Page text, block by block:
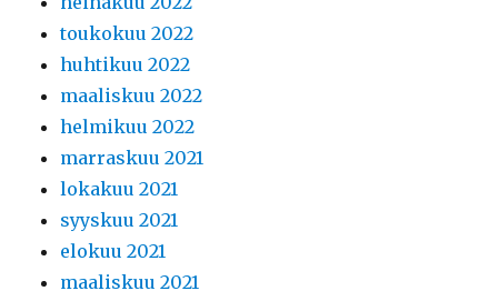
toukokuu 2022
huhtikuu 2022
maaliskuu 2022
helmikuu 2022
marraskuu 2021
lokakuu 2021
syyskuu 2021
elokuu 2021
maaliskuu 2021